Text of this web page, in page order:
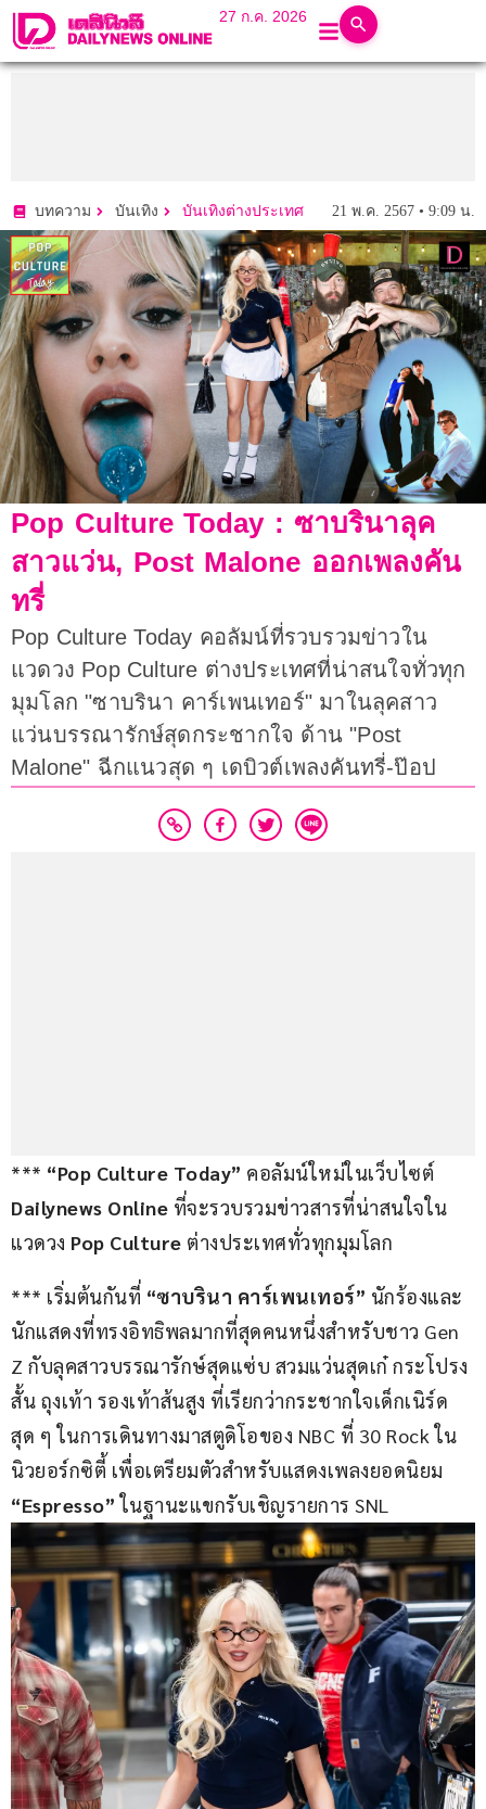
27 ก.ค. 2026
บทความ บันเทิง บันเทิงต่างประเทศ 21 พ.ค. 2567 • 9:09 น.
Pop Culture Today : ซาบรินาลุค
สาวแว่น, Post Malone ออกเพลงคัน
ทรี่
Pop Culture Today คอลัมน์ที่รวบรวมข่าวใน
แวดวง Pop Culture ต่างประเทศที่น่าสนใจทั่วทุก
มุมโลก "ซาบรินา คาร์เพนเทอร์" มาในลุคสาว
แว่นบรรณารักษ์สุดกระชากใจ ด้าน "Post
Malone" ฉีกแนวสุด ๆ เดบิวต์เพลงคันทรี่-ป๊อป
*** “Pop Culture Today” คอลัมน์ใหม่ในเว็บไซต์
Dailynews Online ที่จะรวบรวมข่าวสารที่น่าสนใจใน
แวดวง Pop Culture ต่างประเทศทั่วทุกมุมโลก
*** เริ่มต้นกันที่ “ซาบรินา คาร์เพนเทอร์” นักร้องและ
นักแสดงที่ทรงอิทธิพลมากที่สุดคนหนึ่งสำหรับชาว Gen
Z กับลุคสาวบรรณารักษ์สุดแซ่บ สวมแว่นสุดเก๋ กระโปรง
สั้น ถุงเท้า รองเท้าส้นสูง ที่เรียกว่ากระชากใจเด็กเนิร์ด
สุด ๆ ในการเดินทางมาสตูดิโอของ NBC ที่ 30 Rock ใน
นิวยอร์กซิตี้ เพื่อเตรียมตัวสำหรับแสดงเพลงยอดนิยม
“Espresso” ในฐานะแขกรับเชิญรายการ SNL